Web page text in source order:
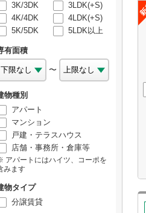
3K/3DK
3LDK(+S)
4K/4DK
4LDK(+S)
5K/5DK
5LDK以上
有面積
〜
物種別
アパート
マンション
戸建・テラスハウス
店舗・事務所・倉庫等
アパートにはハイツ、コーポを
みます
物タイプ
分譲賃貸